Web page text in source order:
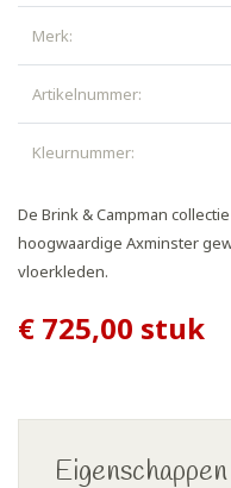
Merk:
Artikelnummer:
Kleurnummer:
De Brink & Campman
hoogwaardige Axminster
vloerkleden.
€ 725,00 stuk
Eigenschappen